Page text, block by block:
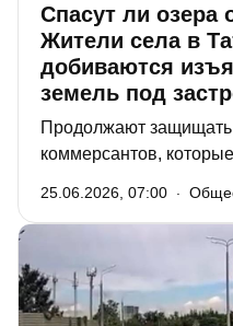
Спасут ли озера
Жители села в
добиваются
земель под
Продолжают защищать
коммерсантов,
коттеджами, жители
Зеленодольского
союзник – на защиту
природоохранная
непонятно, куда она
25.06.2026, 07:00